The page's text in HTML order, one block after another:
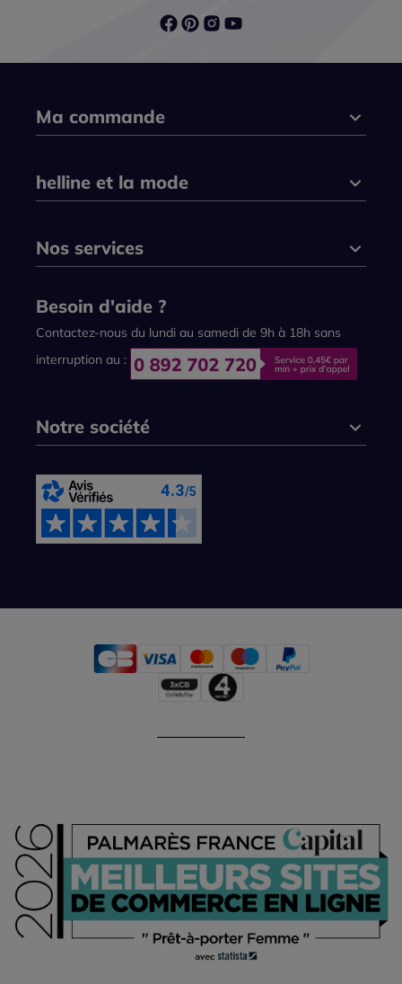
Ma commande
helline et la mode
Nos services
Besoin d'aide ?
Contactez-nous du lundi au samedi de 9h à 18h sans
interruption au :
Notre société